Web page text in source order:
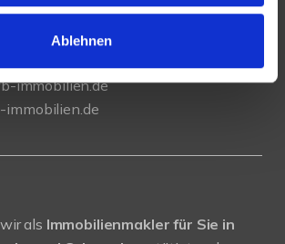
Ablehnen
265 17
490 05
immobilien.de
als Immobilienmakler für Sie in